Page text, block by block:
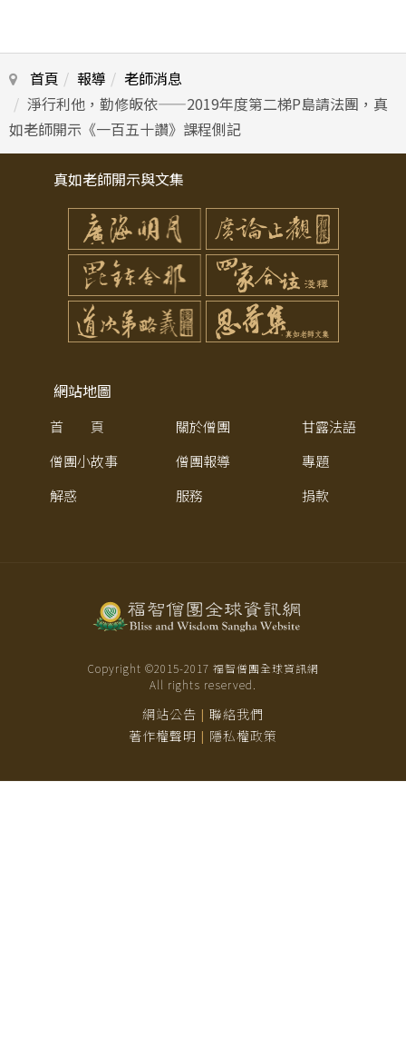
首頁 報導
老師消息
淨行利他，勤修皈依——2019年度第二梯P島請法團，真
如老師開示《一百五十讚》課程側記
真如老師開示與文集
網站地圖
首 頁 關於僧團
甘露法語
僧團小故事
僧團報導
專題
解惑
服務 捐款
Copyright ©2015-2017 福智僧團全球資訊網
All rights reserved.
網站公告
聯絡我們
著作權聲明
隱私權政策